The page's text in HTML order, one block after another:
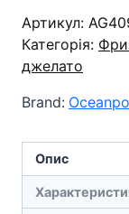
джелато
OPH42
кг/
кількість
Артикул:
Категорія:
джелато
Brand:
Опис